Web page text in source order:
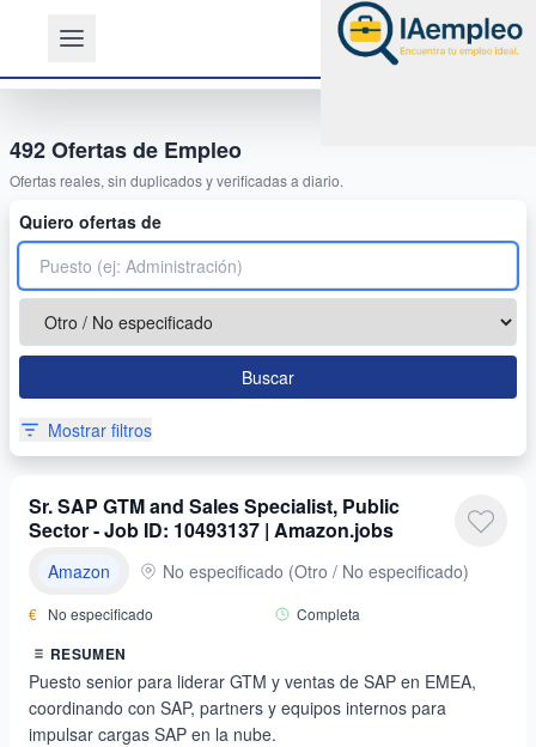
492Ofertas de Empleo
Ofertas reales, sin duplicados y verificadas a diario.
Quiero ofertas de
Buscar
Mostrar filtros
Sr. SAP GTM and Sales Specialist, Public
Sector - Job ID: 10493137 | Amazon.jobs
Amazon No especificado (Otro / No especificado)
€ No especificado Completa
RESUMEN
Puesto senior para liderar GTM y ventas de SAP en EMEA,
coordinando con SAP, partners y equipos internos para
impulsar cargas SAP en la nube.